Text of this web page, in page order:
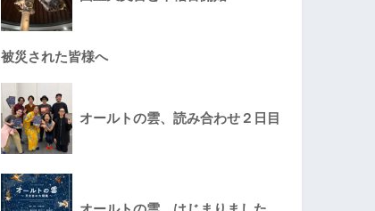
被災された皆様へ
オールトの雲、読み合わせ２日目